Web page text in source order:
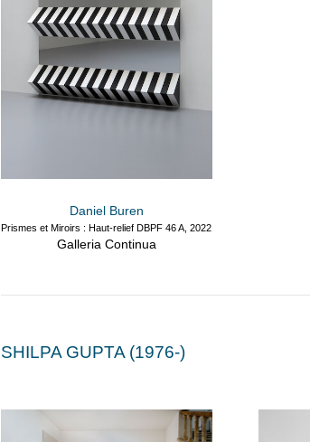
Daniel Buren
Prismes et Miroirs : Haut-relief DBPF 46 A, 2022
Galleria Continua
SHILPA GUPTA (1976-)